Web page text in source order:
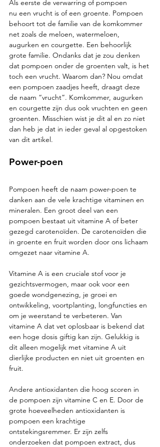
Als eerste de verwarring of pompoen
nu een vrucht is of een groente. Pompoen
behoort tot de familie van de komkommer
net zoals de meloen, watermeloen,
augurken en courgette. Een behoorlijk
grote familie. Ondanks dat je zou denken
dat pompoen onder de groenten valt, is het
toch een vrucht. Waarom dan? Nou omdat
een pompoen zaadjes heeft, draagt deze
de naam “vrucht”. Komkommer, augurken
en courgette zijn dus ook vruchten en geen
groenten. Misschien wist je dit al en zo niet
dan heb je dat in ieder geval al opgestoken
van dit artikel.
Power-poen
Pompoen heeft de naam power-poen te
danken aan de vele krachtige vitaminen en
mineralen. Een groot deel van een
pompoen bestaat uit vitamine A of beter
gezegd carotenoïden. De carotenoïden die
in groente en fruit worden door ons lichaam
omgezet naar vitamine A.
Vitamine A is een cruciale stof voor je
gezichtsvermogen, maar ook voor een
goede wondgenezing, je groei en
ontwikkeling, voortplanting, longfuncties en
om je weerstand te verbeteren. Van
vitamine A dat vet oplosbaar is bekend dat
een hoge dosis giftig kan zijn. Gelukkig is
dit alleen mogelijk met vitamine A uit
dierlijke producten en niet uit groenten en
fruit.
Andere antioxidanten die hoog scoren in
de pompoen zijn vitamine C en E. Door de
grote hoeveelheden antioxidanten is
pompoen een krachtige
ontstekingsremmer. Er zijn zelfs
onderzoeken dat pompoen extract, dus